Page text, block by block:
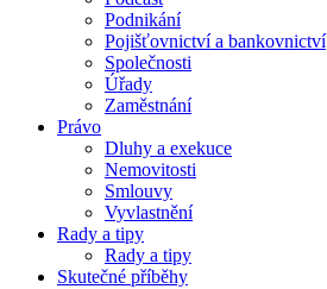
Podnikání
Pojišťovnictví a bankovnictví
Společnosti
Úřady
Zaměstnání
Právo
Dluhy a exekuce
Nemovitosti
Smlouvy
Vyvlastnění
Rady a tipy
Rady a tipy
Skutečné příběhy